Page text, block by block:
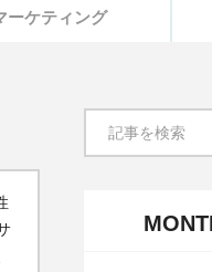
ーケティング